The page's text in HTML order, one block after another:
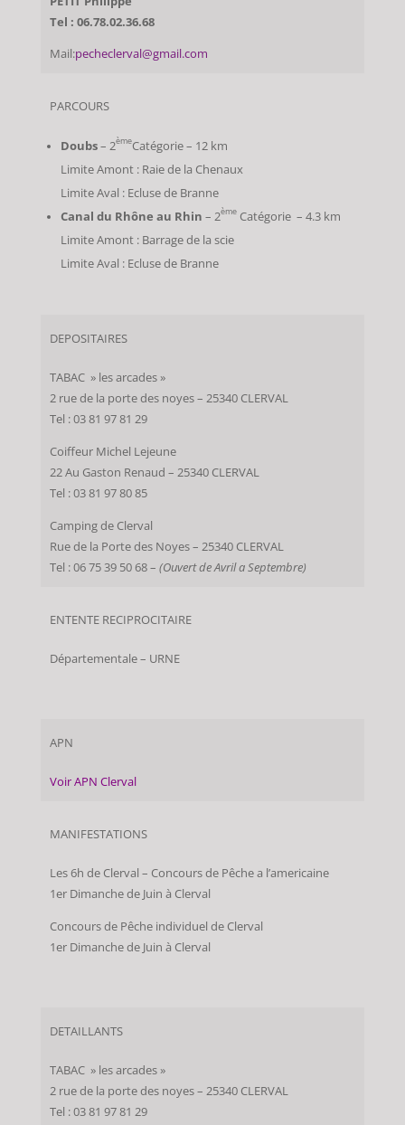
Tel : 06.78.02.36.68
Mail:pecheclerval@gmail.com
PARCOURS
Doubs– 2èmeCatégorie – 12 km
Limite Amont : Raie de la Chenaux
Limite Aval : Ecluse de Branne
Canal du Rhône au Rhin – 2ème Catégorie – 4.3 km
Limite Amont : Barrage de la scie
Limite Aval : Ecluse de Branne
DEPOSITAIRES
TABAC » les arcades »
2 rue de la porte des noyes – 25340 CLERVAL
Tel : 03 81 97 81 29
Coiffeur Michel Lejeune
22 Au Gaston Renaud – 25340 CLERVAL
Tel : 03 81 97 80 85
Camping de Clerval
Rue de la Porte des Noyes – 25340 CLERVAL
Tel : 06 75 39 50 68 – (Ouvert de Avril a Septembre)
ENTENTE RECIPROCITAIRE
Départementale – URNE
APN
Voir APN Clerval
MANIFESTATIONS
Les 6h de Clerval – Concours de Pêche a l’americaine
1er Dimanche de Juin à Clerval
Concours de Pêche individuel de Clerval
1er Dimanche de Juin à Clerval
DETAILLANTS
TABAC » les arcades »
2 rue de la porte des noyes – 25340 CLERVAL
Tel : 03 81 97 81 29